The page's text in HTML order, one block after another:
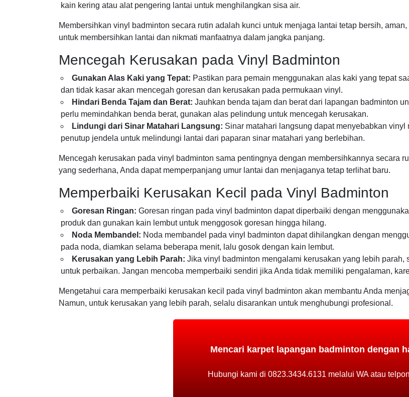
kain kering atau alat pengering lantai untuk menghilangkan sisa air.
Membersihkan vinyl badminton secara rutin adalah kunci untuk menjaga lantai tetap bersih,
untuk membersihkan lantai dan nikmati manfaatnya dalam jangka panjang.
Mencegah Kerusakan pada Vinyl Badminton
Gunakan Alas Kaki yang Tepat: Pastikan para pemain menggunakan alas kaki yang tepat
dan tidak kasar akan mencegah goresan dan kerusakan pada permukaan vinyl.
Hindari Benda Tajam dan Berat: Jauhkan benda tajam dan berat dari lapangan badminton
perlu memindahkan benda berat, gunakan alas pelindung untuk mencegah kerusakan.
Lindungi dari Sinar Matahari Langsung: Sinar matahari langsung dapat menyebabkan
penutup jendela untuk melindungi lantai dari paparan sinar matahari yang berlebihan.
Mencegah kerusakan pada vinyl badminton sama pentingnya dengan membersihkannya secara
yang sederhana, Anda dapat memperpanjang umur lantai dan menjaganya tetap terlihat baru.
Memperbaiki Kerusakan Kecil pada Vinyl Badminton
Goresan Ringan: Goresan ringan pada vinyl badminton dapat diperbaiki dengan
produk dan gunakan kain lembut untuk menggosok goresan hingga hilang.
Noda Membandel: Noda membandel pada vinyl badminton dapat dihilangkan dengan
pada noda, diamkan selama beberapa menit, lalu gosok dengan kain lembut.
Kerusakan yang Lebih Parah: Jika vinyl badminton mengalami kerusakan yang lebih
untuk perbaikan. Jangan mencoba memperbaiki sendiri jika Anda tidak memiliki pengalaman,
Mengetahui cara memperbaiki kerusakan kecil pada vinyl badminton akan membantu Anda
Namun, untuk kerusakan yang lebih parah, selalu disarankan untuk menghubungi profesional.
Mencari karpet lapangan badminton dengan
Hubungi kami di 0823.3434.6131 melalui WA atau